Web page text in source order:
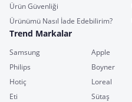
Ürün Güvenliği
Ürünümü Nasıl İade Edebilirim?
Trend Markalar
Samsung Apple
Philips
Boyner
Hotiç
Loreal
Eti
Sütaş